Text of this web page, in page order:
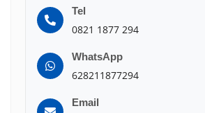
Tel
0821 1877 294
WhatsApp
628211877294
Email